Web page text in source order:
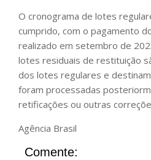
O cronograma de lotes
cumprido, com o pagamento
realizado em setembro de
lotes residuais de restituição
dos lotes regulares e
foram processadas
retificações ou outras
Agência Brasil
Comente: